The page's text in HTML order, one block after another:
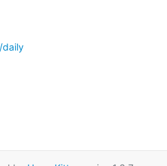
daily